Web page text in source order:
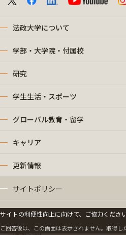
法政大学について
学部・大学院・付属校
研究
学生生活・スポーツ
グローバル教育・留学
キャリア
更新情報
サイトポリシー
プライバシーポリシー
サイトの利便性向上に向けて、ご協力ください
ご回答後は、この画面は表示されません。取得し